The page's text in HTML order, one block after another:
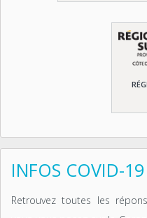
INFOS COVID-19
Retrouvez toutes les